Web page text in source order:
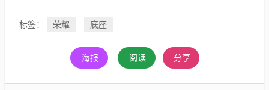
标签： 荣耀 底座
海报 阅读 分享